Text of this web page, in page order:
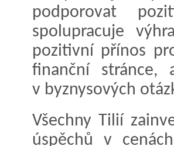
podporovat
spolupracuje
pozitivní přínos
finanční stránce,
v byznysových
Všechny Tilií
úspěchů v